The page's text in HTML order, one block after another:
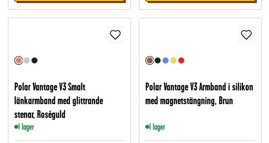
Polar Vantage V3 Smalt
länkarmband med glittrande
stenar, Roséguld
I lager
Polar Vantage V3 Armband i silikon
med magnetstängning, Brun
I lager